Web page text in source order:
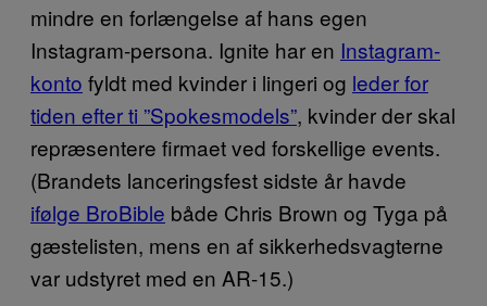
mindre en forlængelse af hans egen
Instagram-persona. Ignite har en Instagram-
konto fyldt med kvinder i lingeri og leder for
tiden efter ti ”Spokesmodels”, kvinder der skal
repræsentere firmaet ved forskellige events.
(Brandets lanceringsfest sidste år havde
ifølge BroBible både Chris Brown og Tyga på
gæstelisten, mens en af sikkerhedsvagterne
var udstyret med en AR-15.)